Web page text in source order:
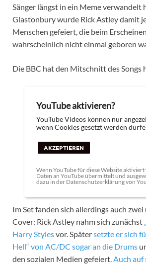
Sänger längst in ein Meme verwandelt
Glastonbury wurde Rick Astley damit
Menschen gefeiert, die beim
wahrscheinlich nicht einmal geboren
Die BBC hat den Mitschnitt des Songs
YouTube aktivieren?
YouTube Videos können nur
wenn Cookies gesetzt werden
AKZEPTIEREN
Wenn YouTube für diese Website
Daten an YouTube übermittelt und
dazu in der Datenschutzerklärung von
Im Set fanden sich allerdings auch
Cover: Rick Astley nahm sich zunächst
Harry Stylesvor. Spätersetzte er sich
Hell“ von AC/DC sogar an die Drums
den sozialen Medien gefeiert.Auch auf